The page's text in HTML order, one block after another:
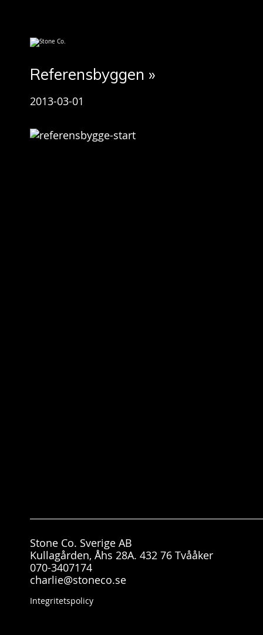
Referensbyggen »
2013-03-01
Stone Co. Sverige AB
Kullagården, Åhs 28A. 432 76 Tvååker
070-3407174
charlie@stoneco.se
Integritetspolicy